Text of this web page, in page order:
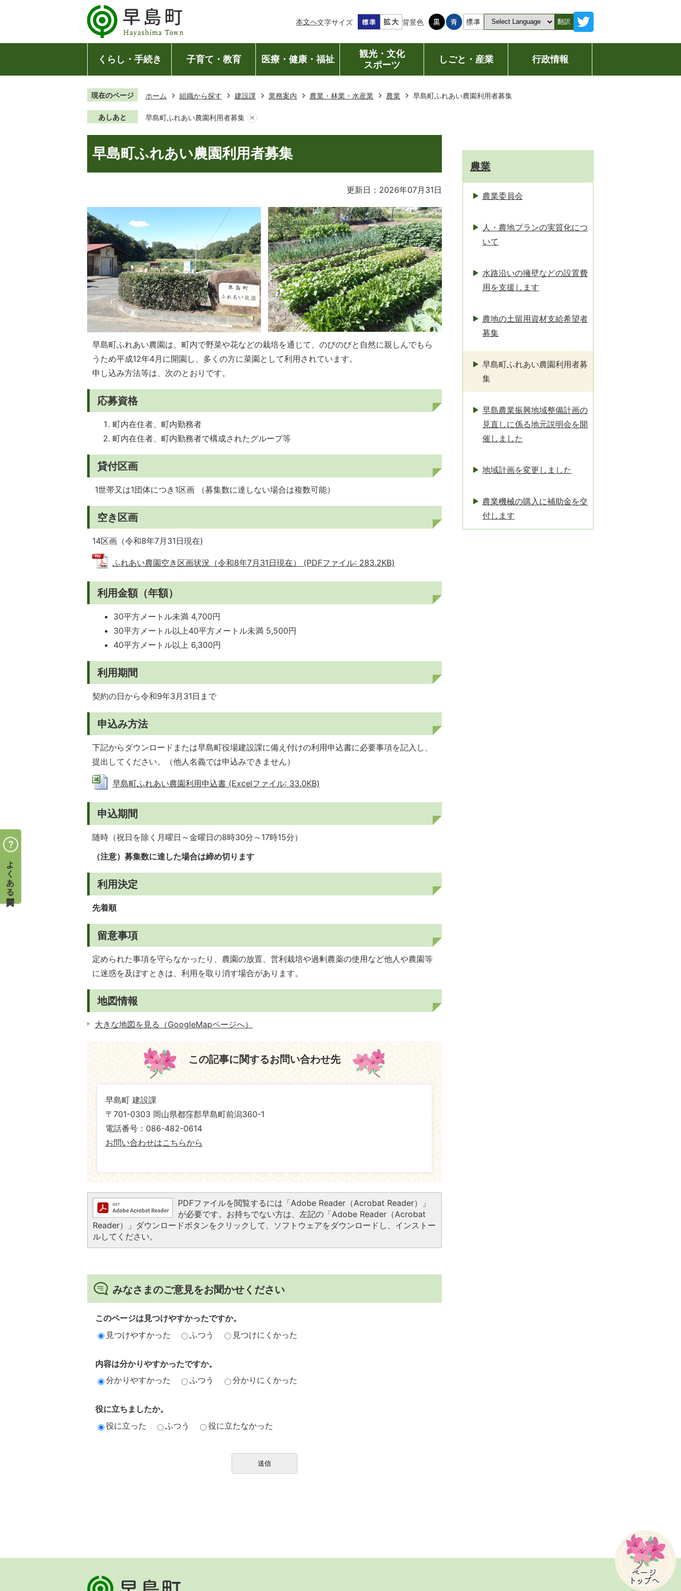
本文へ文字サイズ 背景色 翻訳
くらし・手続き 子育て・教育 医療・健康・福祉
観光・文化
スポーツ
しごと・産業 行政情報
現在のページ ホーム 組織から探す 建設課 業務案内 農業・林業・水産業 農業 早島町ふれあい農園利用者募集
あしあと 早島町ふれあい農園利用者募集
早島町ふれあい農園利用者募集
更新日：2026年07月31日
早島町ふれあい農園は、町内で野菜や花などの栽培を通じて、のびのびと自然に親しんでもら
うため平成12年4月に開園し、多くの方に菜園として利用されています。
申し込み方法等は、次のとおりです。
応募資格
町内在住者、町内勤務者
町内在住者、町内勤務者で構成されたグループ等
貸付区画
1世帯又は1団体につき1区画 （募集数に達しない場合は複数可能）
空き区画
14区画（令和8年7月31日現在)
ふれあい農園空き区画状況（令和8年7月31日現在） (PDFファイル: 283.2KB)
利用金額（年額）
30平方メートル未満 4,700円
30平方メートル以上40平方メートル未満 5,500円
40平方メートル以上 6,300円
利用期間
契約の日から令和9年3月31日まで
申込み方法
下記からダウンロードまたは早島町役場建設課に備え付けの利用申込書に必要事項を記入し、
提出してください。（他人名義では申込みできません）
早島町ふれあい農園利用申込書 (Excelファイル: 33.0KB)
申込期間
随時（祝日を除く月曜日～金曜日の8時30分～17時15分）
（注意）募集数に達した場合は締め切ります
利用決定
先着順
留意事項
定められた事項を守らなかったり、農園の放置、営利栽培や過剰農薬の使用など他人や農園等
に迷惑を及ぼすときは、利用を取り消す場合があります。
地図情報
大きな地図を見る（GoogleMapページへ）
この記事に関するお問い合わせ先
早島町 建設課
〒701-0303 岡山県都窪郡早島町前潟360-1
電話番号：086-482-0614
お問い合わせはこちらから
PDFファイルを閲覧するには「Adobe Reader（Acrobat Reader）」
が必要です。お持ちでない方は、左記の「Adobe Reader（Acrobat
Reader）」ダウンロードボタンをクリックして、ソフトウェアをダウンロードし、インストー
ルしてください。
みなさまのご意見をお聞かせください
このページは見つけやすかったですか。
見つけやすかった
ふつう 見つけにくかった
内容は分かりやすかったですか。
分かりやすかった
ふつう 分かりにくかった
役に立ちましたか。
役に立った
ふつう 役に立たなかった
農業
農業委員会
人・農地プランの実質化につ
いて
水路沿いの擁壁などの設置費
用を支援します
農地の土留用資材支給希望者
募集
早島町ふれあい農園利用者募
集
早島農業振興地域整備計画の
見直しに係る地元説明会を開
催しました
地域計画を変更しました
農業機械の購入に補助金を交
付します
よくある質問
早